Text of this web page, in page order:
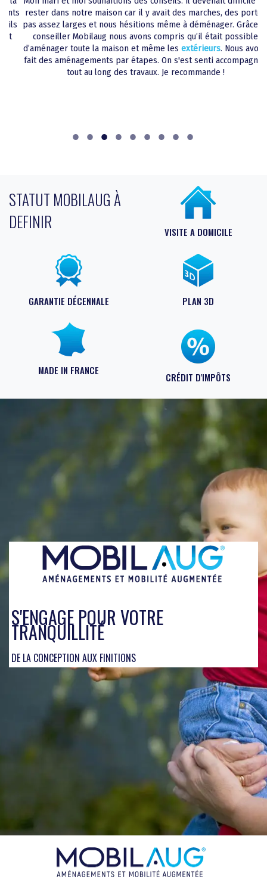
marches, des portes
déménager. Grâce au
qu’il était possible
extérieurs. Nous avons
senti accompagnés
nous devions aménager la salle de bain
nous. Le responsable à été réactif pour
définir les dates de travaux. Tout a été
retour à domicile à été moins
aménagements.
STATUT MOBILAUG À
DEFINIR
VISITE A DOMICILE
GARANTIE DÉCENNALE PLAN 3D
MADE IN FRANCE
CRÉDIT D'IMPÔTS
S'ENGAGE POUR VOTRE
TRANQUILLITÉ
DE LA CONCEPTION AUX FINITIONS
Campings/ tourisme
Écoles/ Crèches
Architectes et